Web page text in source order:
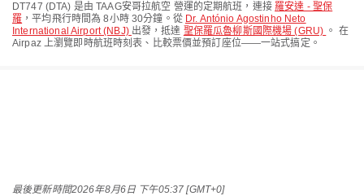
DT747 (DTA) 是由TAAG安哥拉航空 營運的定期航班，連接 羅安達 - 聖保
羅 ，平均飛行時間為8小時 30分鐘 。從 Dr. António Agostinho Neto
International Airport (NBJ) 出發，抵達 聖保羅瓜魯柳斯國際機場 (GRU) 。 在
Airpaz 上瀏覽即時航班時刻表、比較票價並預訂座位——一站式搞定。
最後更新時間2026年8月6日 下午05:37 [GMT+0]